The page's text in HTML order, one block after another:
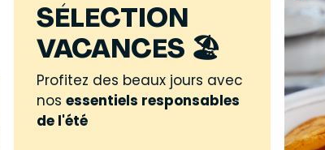
SÉLECTION
VACANCES 🏖️
Profitez des beaux jours avec
nosessentiels responsables
de l'été